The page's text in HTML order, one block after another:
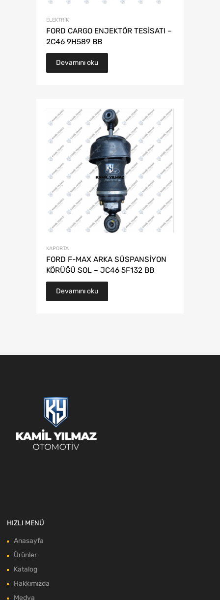
ELEKTRIK
FORD CARGO ENJEKTÖR TESİSATI –
2C46 9H589 BB
Devamını oku
KAPORTA
FORD F-MAX ARKA SÜSPANSİYON
KÖRÜĞÜ SOL – JC46 5F132 BB
Devamını oku
HIZLI MENÜ
Anasayfa
Ürünler
Katalog
Hakkımızda
Medya